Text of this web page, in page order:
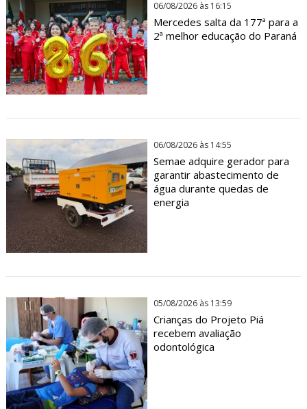
06/08/2026 às 16:15
Mercedes salta da 177ª para a
2ª melhor educação do Paraná
06/08/2026 às 14:55
Semae adquire gerador para
garantir abastecimento de
água durante quedas de
energia
05/08/2026 às 13:59
Crianças do Projeto Piá
recebem avaliação
odontológica